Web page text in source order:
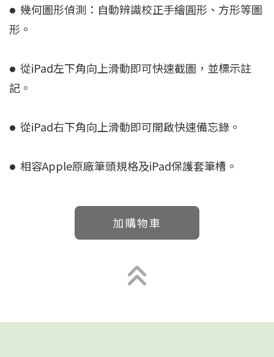
● 幾何圖形偵測：自動辨識校正手繪圓形、方形等圖
形。
● 從iPad左下角向上滑動即可快速截圖，並標示註
記。
● 從iPad右下角向上滑動即可開啟快速備忘錄。
● 相容Apple原廠筆頭規格及iPad保護套筆槽。
加購物車